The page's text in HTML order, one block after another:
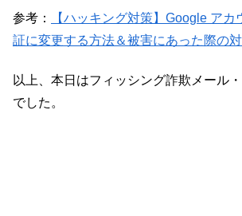
参考：
【ハッキング対策】Google ア
証に変更する方法＆被害にあった際の
以上、本日はフィッシング詐欺メール
でした。